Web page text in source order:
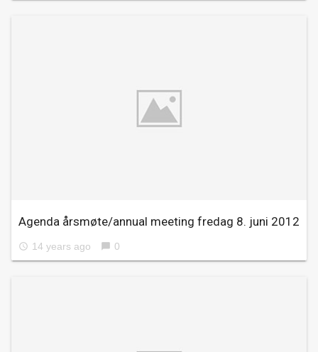
Agenda årsmøte/annual meeting fredag 8. juni 2012
access_time 14 years ago chat_bubble 0